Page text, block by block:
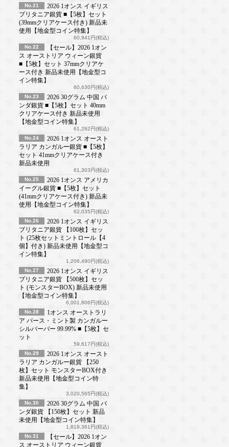
No.21
2026 1オンス イギリス
ブリタニア銀貨 ■【5枚】セット
(39mmクリアケース付き) 新品未
使用【地金型コイン特集】
60,941円(税込)
No.22
【セール】2026 1オン
ス オーストリア ウィーン銀貨
■【5枚】セット 37mmクリアケ
ース付き 新品未使用【地金型コ
イン特集】
60,630円(税込)
No.23
2026 30グラム 中国 パ
ンダ銀貨 ■【5枚】セット 40mm
クリアケース付き 新品未使用
【地金型コイン特集】
61,262円(税込)
No.24
2026 1オンス オースト
ラリア カンガルー銀貨 ■【5枚】
セット 41mmクリアケース付き
新品未使用
61,303円(税込)
No.25
2026 1オンス アメリカ
イーグル銀貨 ■【5枚】セット
(41mmクリアケース付き) 新品未
使用【地金型コイン特集】
62,035円(税込)
No.26
2026 1オンス イギリス
ブリタニア銀貨 【100枚】セッ
ト (25枚セットミントロール【4
個】付き) 新品未使用【地金型コ
イン特集】
1,206,490円(税込)
No.27
2026 1オンス イギリス
ブリタニア銀貨 【500枚】セッ
ト (モンスターBOX) 新品未使用
【地金型コイン特集】
6,001,806円(税込)
No.28
1オンス オーストラリ
ア パース・ミント製 カンガルー
シルバーバー 99.99% ■【5枚】セ
ット
59,617円(税込)
No.29
2026 1オンス オースト
ラリア カンガルー銀貨 【250
枚】セット モンスターBOX付き
新品未使用【地金型コイン特
集】
3,020,565円(税込)
No.30
2026 30グラム 中国 パ
ンダ銀貨 【150枚】セット 新品
未使用【地金型コイン特集】
1,819,361円(税込)
No.31
【セール】2026 1オン
ス オーストリア ウィーン銀貨